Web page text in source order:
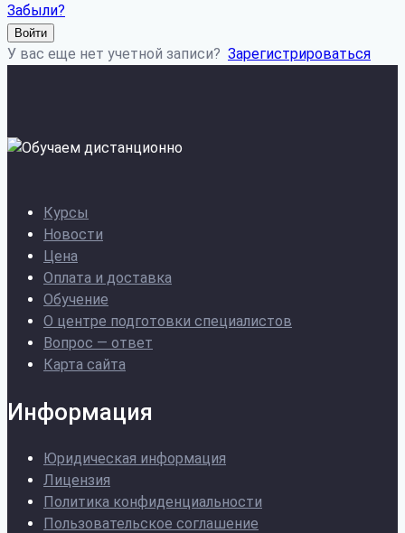
Забыли?
Войти
У вас еще нет учетной записи? Зарегистрироваться
Курсы
Новости
Цена
Оплата и доставка
Обучение
О центре подготовки специалистов
Вопрос — ответ
Карта сайта
Информация
Юридическая информация
Лицензия
Политика конфиденциальности
Пользовательское соглашение